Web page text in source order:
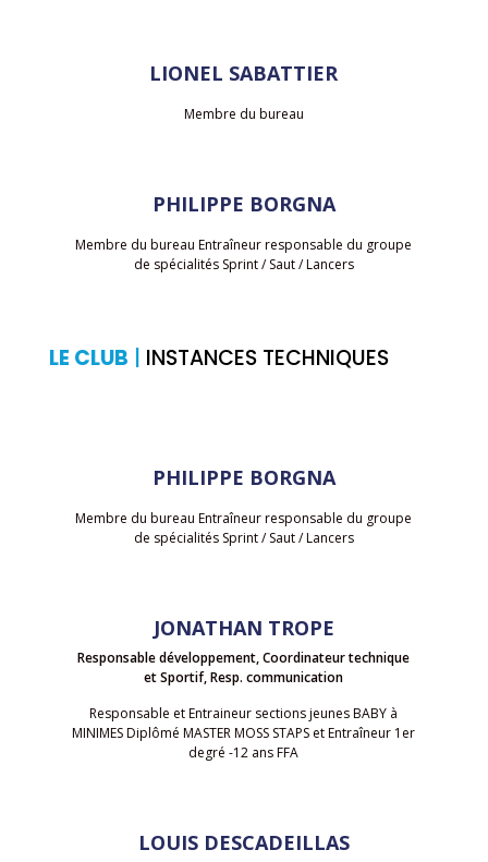
LIONEL SABATTIER
Membre du bureau
PHILIPPE BORGNA
Membre du bureau Entraîneur responsable du groupe
de spécialités Sprint / Saut / Lancers
LE CLUB INSTANCES TECHNIQUES
PHILIPPE BORGNA
Membre du bureau Entraîneur responsable du groupe
de spécialités Sprint / Saut / Lancers
JONATHAN TROPE
Responsable développement, Coordinateur technique
et Sportif, Resp. communication
Responsable et Entraineur sections jeunes BABY à
MINIMES Diplômé MASTER MOSS STAPS et Entraîneur 1er
degré -12 ans FFA
LOUIS DESCADEILLAS